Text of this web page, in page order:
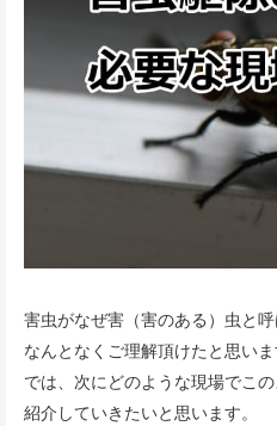
害虫がなぜ害（害のある）虫と
なんとなくご理解頂けたと思いま
では、次にどのような現場でこ
紹介していきたいと思います。